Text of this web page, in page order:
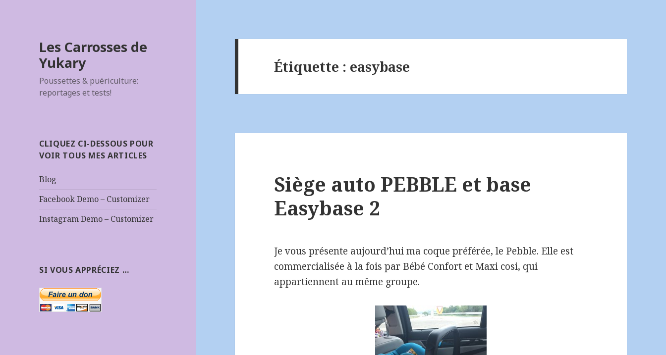
Les Carrosses de
Yukary
Poussettes & puériculture:
reportages et tests!
CLIQUEZ CI-DESSOUS POUR
VOIR TOUS MES ARTICLES
Blog
Facebook Demo – Customizer
Instagram Demo – Customizer
SI VOUS APPRÉCIEZ …
Étiquette : easybase
Siège auto PEBBLE et base
Easybase 2
Je vous présente aujourd’hui ma coque préférée, le Pebble. Elle est
commercialisée à la fois par Bébé Confort et Maxi cosi, qui
appartiennent au même groupe.